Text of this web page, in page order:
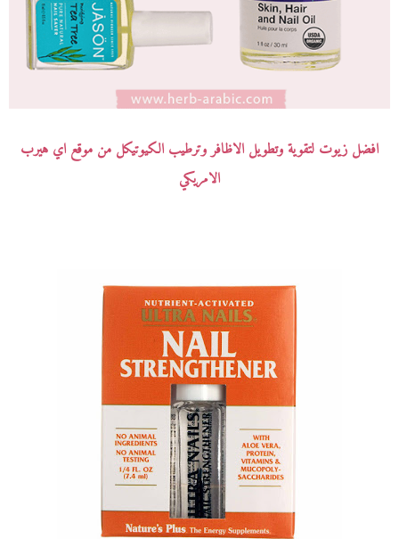
افضل زيوت لتقوية وتطويل الاظافر وترطيب الكيوتيكل من موقع اي هيرب
الامريكي